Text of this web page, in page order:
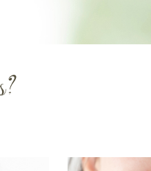
こんなことに